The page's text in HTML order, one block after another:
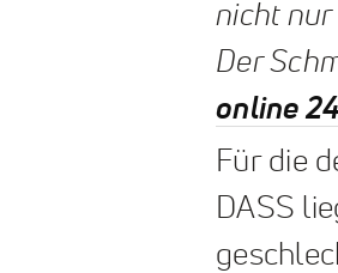
nicht nur
Der
online
Für die
DASS